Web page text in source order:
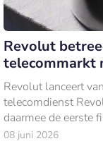
Revolut
telecommarkt
Revolut lanceert
telecomdienst
daarmee de eerste
volwaardig
08 juni 2026